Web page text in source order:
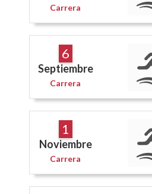
Carrera
6
Septiembre
Carrera
1
Noviembre
Carrera